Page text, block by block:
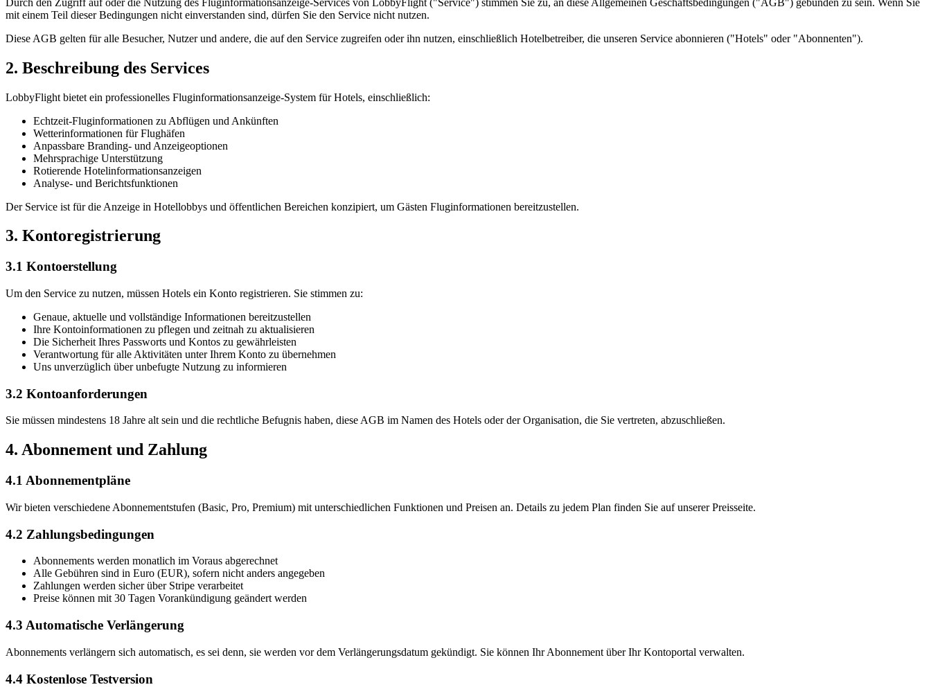
mit einem Teil dieser Bedingungen nicht einverstanden sind, dürfen Sie den Service nicht nutzen.
Diese AGB gelten für alle Besucher, Nutzer und andere, die auf den Service zugreifen oder ihn nutzen, einschließlich Hotelbetreiber, die unseren Service abonnieren ("Hotels" oder "Abonnenten").
2. Beschreibung des Services
LobbyFlight bietet ein professionelles Fluginformationsanzeige-System für Hotels, einschließlich:
Echtzeit-Fluginformationen zu Abflügen und Ankünften
Wetterinformationen für Flughäfen
Anpassbare Branding- und Anzeigeoptionen
Mehrsprachige Unterstützung
Rotierende Hotelinformationsanzeigen
Analyse- und Berichtsfunktionen
Der Service ist für die Anzeige in Hotellobbys und öffentlichen Bereichen konzipiert, um Gästen Fluginformationen bereitzustellen.
3. Kontoregistrierung
3.1 Kontoerstellung
Um den Service zu nutzen, müssen Hotels ein Konto registrieren. Sie stimmen zu:
Genaue, aktuelle und vollständige Informationen bereitzustellen
Ihre Kontoinformationen zu pflegen und zeitnah zu aktualisieren
Die Sicherheit Ihres Passworts und Kontos zu gewährleisten
Verantwortung für alle Aktivitäten unter Ihrem Konto zu übernehmen
Uns unverzüglich über unbefugte Nutzung zu informieren
3.2 Kontoanforderungen
Sie müssen mindestens 18 Jahre alt sein und die rechtliche Befugnis haben, diese AGB im Namen des Hotels oder der Organisation, die Sie vertreten, abzuschließen.
4. Abonnement und Zahlung
4.1 Abonnementpläne
Wir bieten verschiedene Abonnementstufen (Basic, Pro, Premium) mit unterschiedlichen Funktionen und Preisen an. Details zu jedem Plan finden Sie auf unserer Preisseite.
4.2 Zahlungsbedingungen
Abonnements werden monatlich im Voraus abgerechnet
Alle Gebühren sind in Euro (EUR), sofern nicht anders angegeben
Zahlungen werden sicher über Stripe verarbeitet
Preise können mit 30 Tagen Vorankündigung geändert werden
4.3 Automatische Verlängerung
Abonnements verlängern sich automatisch, es sei denn, sie werden vor dem Verlängerungsdatum gekündigt. Sie können Ihr Abonnement über Ihr Kontoportal verwalten.
4.4 Kostenlose Testversion